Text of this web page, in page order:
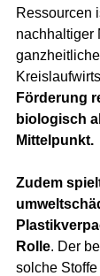
Ressourcen
nachhaltiger
Förderung
biologisch
Mittelpunkt.
Zudem
Rolle. Der
solche